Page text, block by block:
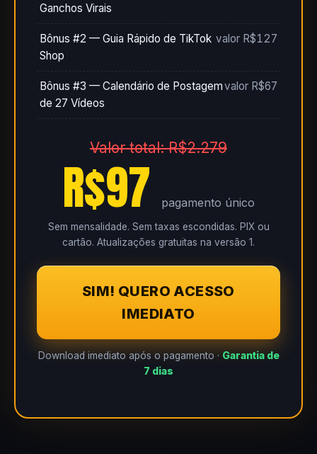
Ganchos Virais
Bônus #2 — Guia Rápido de TikTok
Shop
valor R$127
Bônus #3 — Calendário de Postagem
de 27 Vídeos
valor R$67
Valor total: R$2.279
R$97 pagamento único
Sem mensalidade. Sem taxas escondidas. PIX ou
cartão. Atualizações gratuitas na versão 1.
SIM! QUERO ACESSO
IMEDIATO
Download imediato após o pagamento · Garantia de
7 dias